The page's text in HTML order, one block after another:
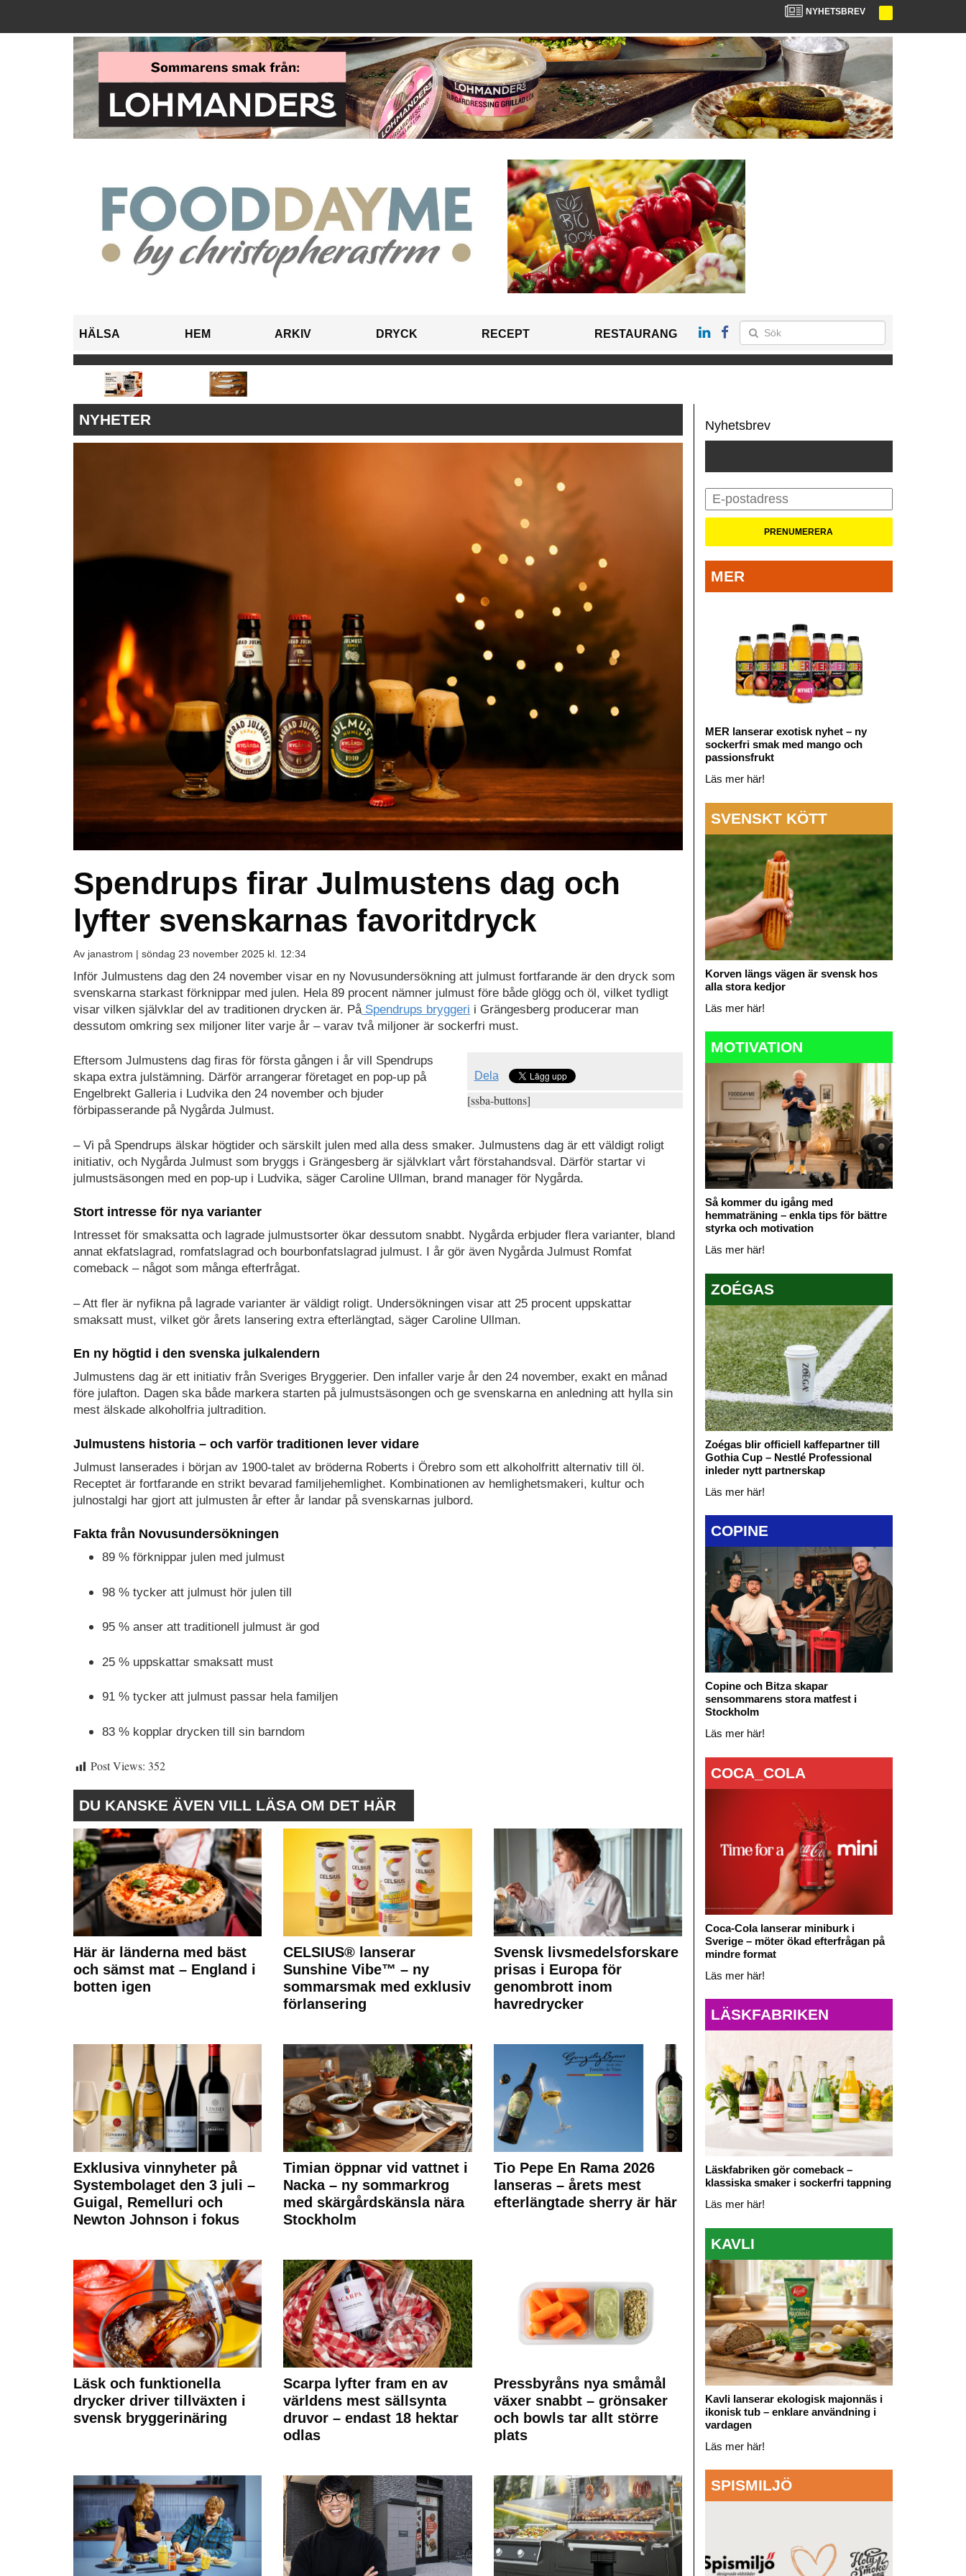
NYHETSBREV
HÄLSA HEM ARKIV DRYCK RECEPT RESTAURANG
NYHETER
Spendrups firar Julmustens dag och
lyfter svenskarnas favoritdryck
Av janastrom | söndag 23 november 2025 kl. 12:34
Inför Julmustens dag den 24 november visar en ny Novusundersökning att julmust fortfarande är den dryck som
svenskarna starkast förknippar med julen. Hela 89 procent nämner julmust före både glögg och öl, vilket tydligt
visar vilken självklar del av traditionen drycken är. PåSpendrups bryggeri i Grängesberg producerar man
dessutom omkring sex miljoner liter varje år – varav två miljoner är sockerfri must.
Dela
[ssba-buttons]
Eftersom Julmustens dag firas för första gången i år vill Spendrups
skapa extra julstämning. Därför arrangerar företaget en pop-up på
Engelbrekt Galleria i Ludvika den 24 november och bjuder
förbipasserande på Nygårda Julmust.
– Vi på Spendrups älskar högtider och särskilt julen med alla dess smaker. Julmustens dag är ett väldigt roligt
initiativ, och Nygårda Julmust som bryggs i Grängesberg är självklart vårt förstahandsval. Därför startar vi
julmustsäsongen med en pop-up i Ludvika, säger Caroline Ullman, brand manager för Nygårda.
Stort intresse för nya varianter
Intresset för smaksatta och lagrade julmustsorter ökar dessutom snabbt. Nygårda erbjuder flera varianter, bland
annat ekfatslagrad, romfatslagrad och bourbonfatslagrad julmust. I år gör även Nygårda Julmust Romfat
comeback – något som många efterfrågat.
– Att fler är nyfikna på lagrade varianter är väldigt roligt. Undersökningen visar att 25 procent uppskattar
smaksatt must, vilket gör årets lansering extra efterlängtad, säger Caroline Ullman.
En ny högtid i den svenska julkalendern
Julmustens dag är ett initiativ från Sveriges Bryggerier. Den infaller varje år den 24 november, exakt en månad
före julafton. Dagen ska både markera starten på julmustsäsongen och ge svenskarna en anledning att hylla sin
mest älskade alkoholfria jultradition.
Julmustens historia – och varför traditionen lever vidare
Julmust lanserades i början av 1900-talet av bröderna Roberts i Örebro som ett alkoholfritt alternativ till öl.
Receptet är fortfarande en strikt bevarad familjehemlighet. Kombinationen av hemlighetsmakeri, kultur och
julnostalgi har gjort att julmusten år efter år landar på svenskarnas julbord.
Fakta från Novusundersökningen
89 % förknippar julen med julmust
98 % tycker att julmust hör julen till
95 % anser att traditionell julmust är god
25 % uppskattar smaksatt must
91 % tycker att julmust passar hela familjen
83 % kopplar drycken till sin barndom
Post Views: 352
DU KANSKE ÄVEN VILL LÄSA OM DET HÄR
Här är länderna med bäst
och sämst mat – England i
botten igen
CELSIUS® lanserar
Sunshine Vibe™ – ny
sommarsmak med exklusiv
förlansering
Svensk livsmedelsforskare
prisas i Europa för
genombrott inom
havredrycker
Exklusiva vinnyheter på
Systembolaget den 3 juli –
Guigal, Remelluri och
Newton Johnson i fokus
Timian öppnar vid vattnet i
Nacka – ny sommarkrog
med skärgårdskänsla nära
Stockholm
Tio Pepe En Rama 2026
lanseras – årets mest
efterlängtade sherry är här
Läsk och funktionella
drycker driver tillväxten i
svensk bryggerinäring
Scarpa lyfter fram en av
världens mest sällsynta
druvor – endast 18 hektar
odlas
Pressbyråns nya småmål
växer snabbt – grönsaker
och bowls tar allt större
plats
Nyhetsbrev
MER
MER lanserar exotisk nyhet – ny
sockerfri smak med mango och
passionsfrukt
Läs mer här!
SVENSKT KÖTT
Korven längs vägen är svensk hos
alla stora kedjor
Läs mer här!
MOTIVATION
Så kommer du igång med
hemmaträning – enkla tips för bättre
styrka och motivation
Läs mer här!
ZOÉGAS
Zoégas blir officiell kaffepartner till
Gothia Cup – Nestlé Professional
inleder nytt partnerskap
Läs mer här!
COPINE
Copine och Bitza skapar
sensommarens stora matfest i
Stockholm
Läs mer här!
COCA_COLA
Coca-Cola lanserar miniburk i
Sverige – möter ökad efterfrågan på
mindre format
Läs mer här!
LÄSKFABRIKEN
Läskfabriken gör comeback –
klassiska smaker i sockerfri tappning
Läs mer här!
KAVLI
Kavli lanserar ekologisk majonnäs i
ikonisk tub – enklare användning i
vardagen
Läs mer här!
SPISMILJÖ